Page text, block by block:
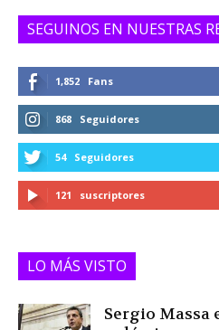
SEGUINOS EN NUESTRAS
1,852 Fans
868 Seguidores
54 Seguidores
121 suscriptores
LO MÁS VISTO
Sergio Massa